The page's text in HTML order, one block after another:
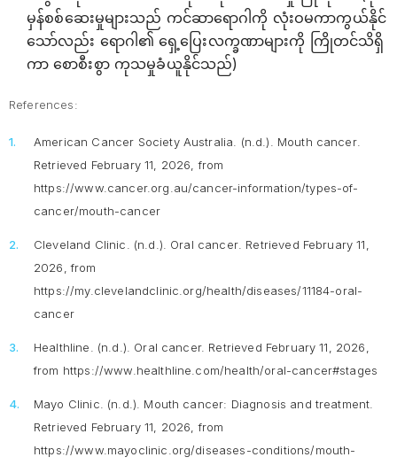
မှန်စစ်ဆေးမှုများသည် ကင်ဆာရောဂါကို လုံးဝမကာကွယ်နိုင်
သော်လည်း ရောဂါ၏ ရှေ့ပြေးလက္ခဏာများကို ကြိုတင်သိရှိ
ကာ စောစီးစွာ ကုသမှုခံယူနိုင်သည်)
References:
American Cancer Society Australia. (n.d.). Mouth cancer.
Retrieved February 11, 2026, from
https://www.cancer.org.au/cancer-information/types-of-
cancer/mouth-cancer
Cleveland Clinic. (n.d.). Oral cancer. Retrieved February 11,
2026, from
https://my.clevelandclinic.org/health/diseases/11184-oral-
cancer
Healthline. (n.d.). Oral cancer. Retrieved February 11, 2026,
from https://www.healthline.com/health/oral-cancer#stages
Mayo Clinic. (n.d.). Mouth cancer: Diagnosis and treatment.
Retrieved February 11, 2026, from
https://www.mayoclinic.org/diseases-conditions/mouth-